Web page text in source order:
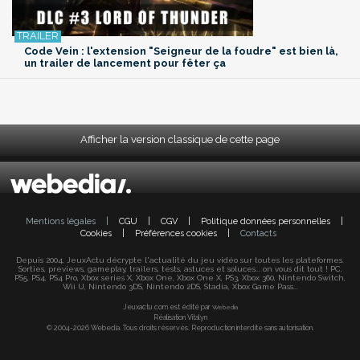
Code Vein : l'extension "Seigneur de la foudre" est bien là,
un trailer de lancement pour fêter ça
Afficher la version classique de cette page
Mentions légales CGU CGV Politique données personnelles
Cookies
Préférences cookies Contacts
Depuis 2004, JeuxActu décrypte l'actualité du jeu vidéo sur toutes les plateformes.
Sorties, previews, gameplay, trailers, tests, astuces et soluces... on vous dit tout ! PC,
PS5, PS4, PS4 Pro, Xbox series X, Xbox One, Xbox One X, PS3, Xbox 360, Nintendo Switch,
Wii U, Nintendo 3DS, Nintendo 2DS, Stadia, Xbox Game Pass...
Jeuxactu.com est édité par Webedia
Réalisation Vitalyn
© 2004-2026 Webedia. Tous droits réservés. Reproduction interdite sans autorisation.